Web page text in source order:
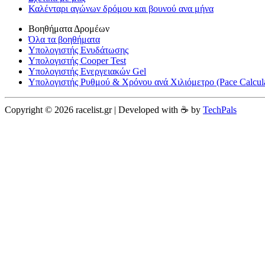
Καλένταρι αγώνων δρόμου και βουνού ανα μήνα
Βοηθήματα Δρομέων
Όλα τα βοηθήματα
Υπολογιστής Ενυδάτωσης
Υπολογιστής Cooper Test
Υπολογιστής Ενεργειακών Gel
Υπολογιστής Ρυθμού & Χρόνου ανά Χιλιόμετρο (Pace
Copyright © 2026 racelist.gr | Developed with ☕️ by TechPals